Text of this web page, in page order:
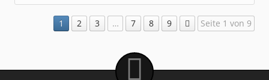
1 2 3 … 7 8 9 Seite 1 von 9